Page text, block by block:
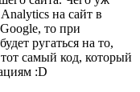
на сайт в
то при
ругаться на то,
самый код, который
:D